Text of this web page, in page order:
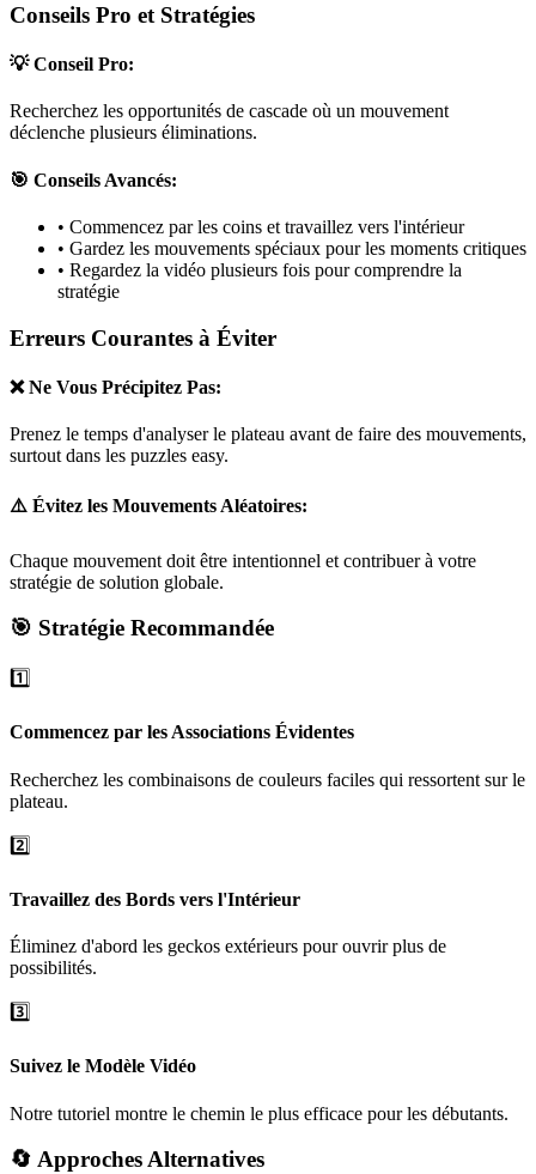
Conseils Pro et Stratégies
💡 Conseil Pro:
Recherchez les opportunités de cascade où un mouvement
déclenche plusieurs éliminations.
🎯 Conseils Avancés:
• Commencez par les coins et travaillez vers l'intérieur
• Gardez les mouvements spéciaux pour les moments critiques
• Regardez la vidéo plusieurs fois pour comprendre la
stratégie
Erreurs Courantes à Éviter
❌ Ne Vous Précipitez Pas:
Prenez le temps d'analyser le plateau avant de faire des mouvements,
surtout dans les puzzles easy.
⚠️ Évitez les Mouvements Aléatoires:
Chaque mouvement doit être intentionnel et contribuer à votre
stratégie de solution globale.
🎯 Stratégie Recommandée
1️⃣
Commencez par les Associations Évidentes
Recherchez les combinaisons de couleurs faciles qui ressortent sur le
plateau.
2️⃣
Travaillez des Bords vers l'Intérieur
Éliminez d'abord les geckos extérieurs pour ouvrir plus de
possibilités.
3️⃣
Suivez le Modèle Vidéo
Notre tutoriel montre le chemin le plus efficace pour les débutants.
🔄 Approches Alternatives